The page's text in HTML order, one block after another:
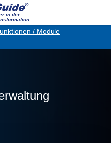
in der
/ Module